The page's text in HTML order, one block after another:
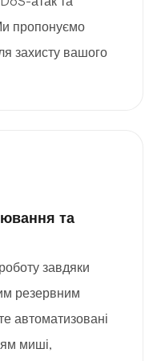
пропонуємо
захисту вашого
та
завдяки
резервним
автоматизовані
миші,